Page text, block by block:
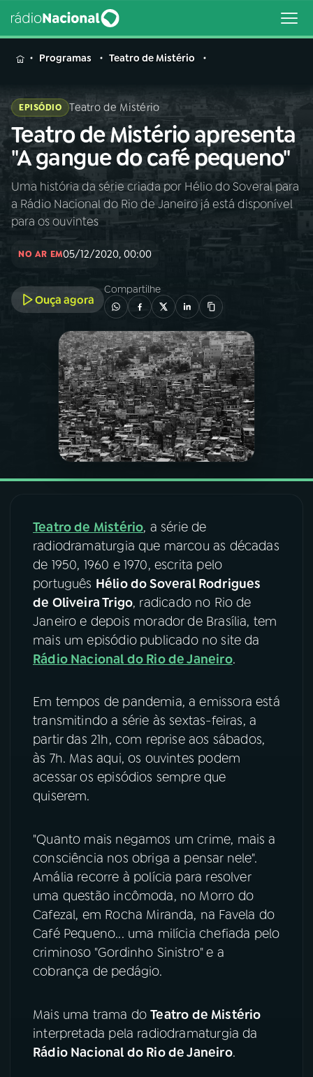
MENU
Buscar
na
Rádio
Nacional
Buscar
AO VIVO
01INÍCIO
02A RÁDIO
PROGRAMAÇÃO
PROGRAMAS
PODCASTS
06VIDEOCASTS
07ÚLTIMAS
FESTIVAL DE MÚSICA
ACOMPANHE A RÁDIO NACIONAL
YouTube Facebook
TikTok
Programas Teatro de Mistério
EPISÓDIO Teatro de Mistério
Teatro de Mistério apresenta
"A gangue do café pequeno"
Uma história da série criada por Hélio do Soveral para
a Rádio Nacional do Rio de Janeiro já está disponível
para os ouvintes
NO AR EM05/12/2020, 00:00
Ouça agora
Compartilhe
Teatro de Mistério, a série de
radiodramaturgia que marcou as décadas
de 1950, 1960 e 1970, escrita pelo
português Hélio do Soveral Rodrigues
de Oliveira Trigo, radicado no Rio de
Janeiro e depois morador de Brasília, tem
mais um episódio publicado no site da
Rádio Nacional do Rio de Janeiro.
Em tempos de pandemia, a emissora está
transmitindo a série às sextas-feiras, a
partir das 21h, com reprise aos sábados,
às 7h. Mas aqui, os ouvintes podem
acessar os episódios sempre que
quiserem.
"Quanto mais negamos um crime, mais a
consciência nos obriga a pensar nele".
Amália recorre à polícia para resolver
uma questão incômoda, no Morro do
Cafezal, em Rocha Miranda, na Favela do
Café Pequeno... uma milícia chefiada pelo
criminoso "Gordinho Sinistro" e a
cobrança de pedágio.
Mais uma trama doTeatro de Mistério
interpretada pela radiodramaturgia da
Rádio Nacional do Rio de Janeiro.